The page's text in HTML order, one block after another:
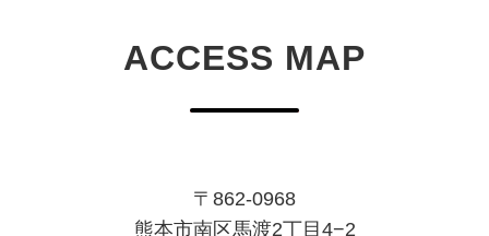
ACCESS MAP
〒862-0968
熊本市南区馬渡2丁目4−2